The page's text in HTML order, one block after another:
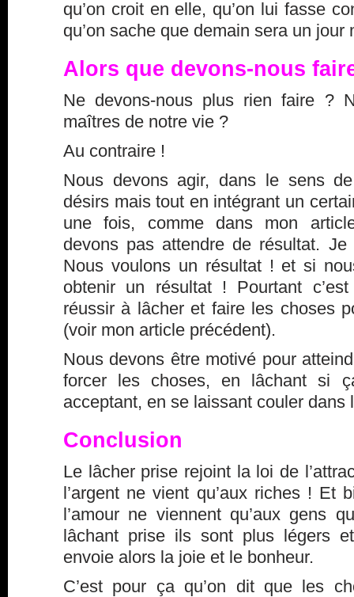
qu’on croit en elle, qu’on lui fasse
qu’on sache que demain sera un jour
Alors que devons-nous
Ne devons-nous plus rien faire ?
maîtres de notre vie ?
Au contraire !
Nous devons agir, dans le sens
désirs mais tout en intégrant un
une fois, comme dans mon
devons pas attendre de résultat.
Nous voulons un résultat ! et si
obtenir un résultat ! Pourtant
réussir à lâcher et faire les choses
(voir mon article précédent).
Nous devons être motivé pour
forcer les choses, en lâchant si
acceptant, en se laissant couler dans
Conclusion
Le lâcher prise rejoint la loi de
l’argent ne vient qu’aux riches ! Et
l’amour ne viennent qu’aux gens
lâchant prise ils sont plus légers
envoie alors la joie et le bonheur.
C’est pour ça qu’on dit que les